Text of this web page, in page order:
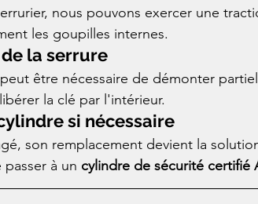
nous pouvons exercer une
les goupilles internes.
la serrure
être nécessaire de démonter
la clé par l'intérieur.
si nécessaire
son remplacement devient la
à un cylindre de sécurité certifié